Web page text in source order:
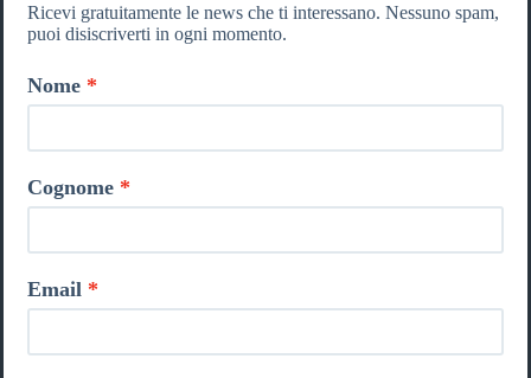
Ricevi gratuitamente le news che ti interessano. Nessuno spam,
puoi disiscriverti in ogni momento.
Nome
Cognome
Email